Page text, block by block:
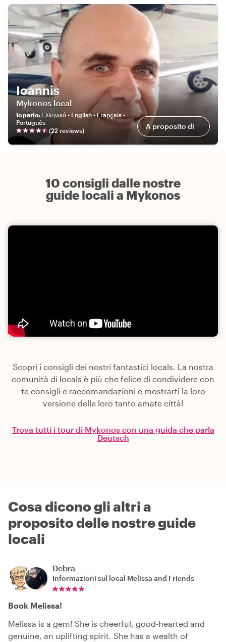
Ioannis
Mykonos local
Io parlo: Ελληνικά • English • Français •
Português
(22 reviews) A proposito di
me
10 consigli dalle nostre
guide locali a Mykonos
Scopri i consigli dei nostri fantastici locals. La nostra
comunità di locals è più che felice di condividere con
te consigli e raccomandazioni e mostrarti la loro
versione delle loro tanto amate città!
Trova tutti i tour di Mykonos con una guida che parla
Deutsch
Cosa dicono gli altri a
proposito delle nostre guide
locali
Debra
Informazioni sul local Melissa and Friends
Book Melissa!
Melissa is a gem! She is cheerful, good-hearted and
genuine, an uplifting spirit. She has a wealth of